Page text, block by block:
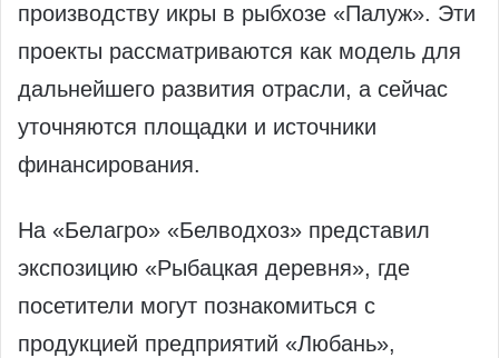
производству икры в рыбхозе «Палуж». Эти
проекты рассматриваются как модель для
дальнейшего развития отрасли, а сейчас
уточняются площадки и источники
финансирования.
На «Белагро» «Белводхоз» представил
экспозицию «Рыбацкая деревня», где
посетители могут познакомиться с
продукцией предприятий «Любань»,